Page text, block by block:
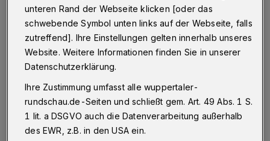
„Liebe Mitglieder und Anhänger des
Wuppertaler SV, bei der letzten, regulären
Jahreshauptversammlung wurde ich von den
Mitgliedern des Vereins in den Verwaltungsrat
und sodann zum Vorsitzenden des Gremiums
gewählt. Ich habe dieses Amt in einer Zeit
unteren Rand der Webseite klicken [oder das
schwebende Symbol unten links auf der Webseite, falls
zutreffend]. Ihre Einstellungen gelten innerhalb unseres
Website. Weitere Informationen finden Sie in unserer
Datenschutzerklärung.
Ihre Zustimmung umfasst alle wuppertaler-
rundschau.de-Seiten und schließt gem. Art. 49 Abs. 1 S.
1 lit. a DSGVO auch die Datenverarbeitung außerhalb
des EWR, z.B. in den USA ein.